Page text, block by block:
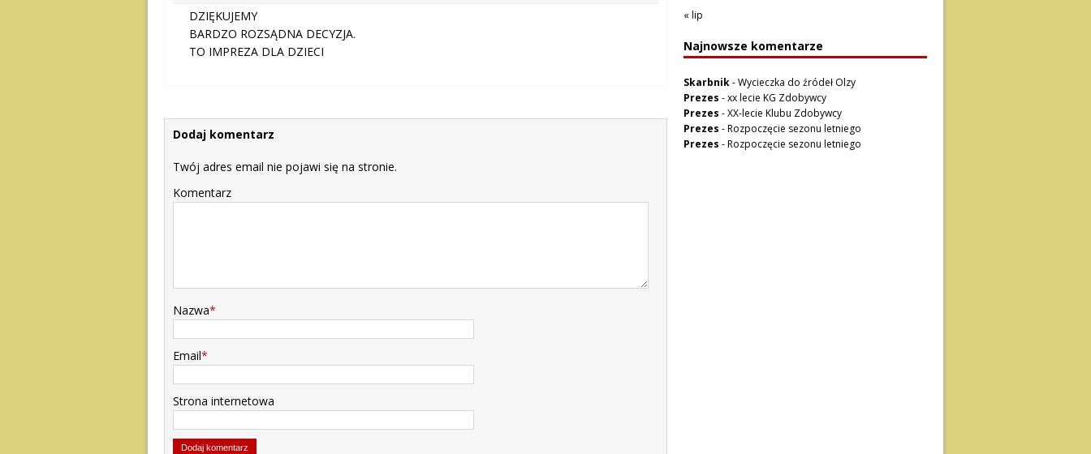
DZIĘKUJEMY
BARDZO ROZSĄDNA DECYZJA.
TO IMPREZA DLA DZIECI
Dodaj komentarz
Twój adres email nie pojawi się na stronie.
Komentarz
Nazwa*
Email*
Strona internetowa
« lip
Najnowsze komentarze
Skarbnik-Wycieczka do źródeł Olzy
Prezes -xx lecie KG Zdobywcy
Prezes -XX-lecie Klubu Zdobywcy
Prezes -Rozpoczęcie sezonu letniego
Prezes -Rozpoczęcie sezonu letniego